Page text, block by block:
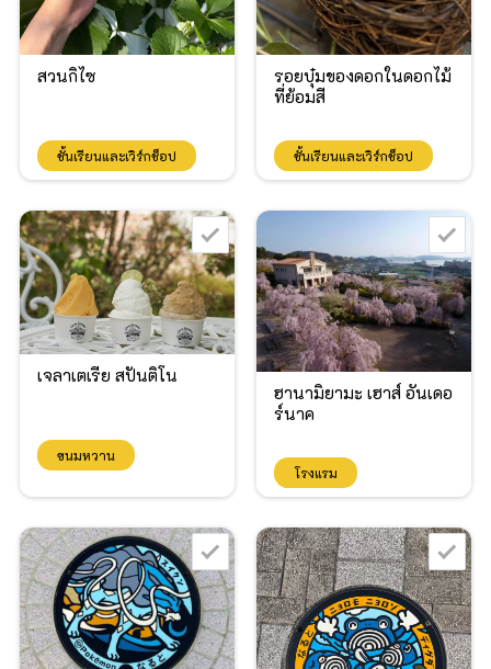
สวนกิไซ
ชั้นเรียนและเวิร์กช็อป
รอยบุ๋มของดอกในดอกไม้
ที่ย้อมสี
ชั้นเรียนและเวิร์กช็อป
เจลาเตเรีย สปันติโน
ขนมหวาน
ฮานามิยามะ เฮาส์ อันเดอ
ร์นาค
โรงแรม